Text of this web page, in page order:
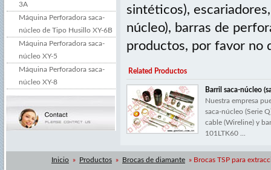
3A
Máquina Perforadora saca-
núcleo de Tipo Husillo XY-6B
Máquina Perforadora saca-
núcleo XY-5
Máquina Perforadora saca-
núcleo XY-8
sintéticos),
núcleo), barras de
productos, por favor no
Related Productos
Barril saca-núcleo
Nuestra empresa
saca-núcleo (Serie
cable (Wireline) y
101LTK60 ...
Inicio » Productos » Brocas de diamante » Brocas TSP para